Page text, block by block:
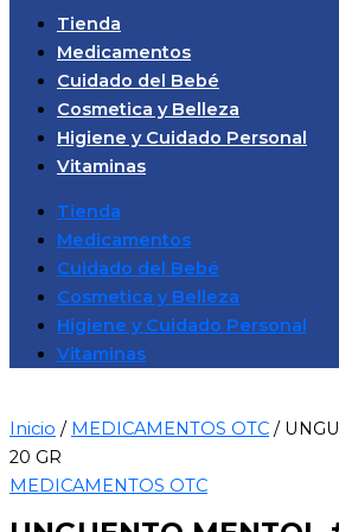
Tienda
Medicamentos
Cuidado del Bebé
Cosmetica y Belleza
Higiene y Cuidado Personal
Vitaminas
Tienda
Medicamentos
Cuidado del Bebé
Cosmetica y Belleza
Higiene y Cuidado Personal
Vitaminas
Inicio / MEDICAMENTOS OTC /
20 GR
MEDICAMENTOS OTC